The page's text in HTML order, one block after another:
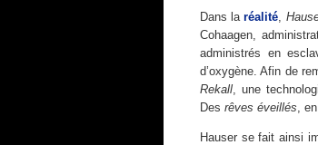
Dans laréalité,
Cohaagen,
administrés en
d’oxygène. Afin de
Rekall, une
Des rêves éveillés,
Hauser se fait ainsi